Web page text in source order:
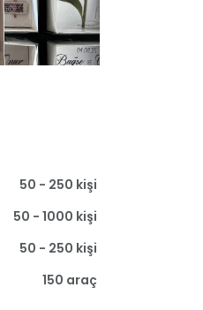
50 - 250 kişi
50 - 1000 kişi
50 - 250 kişi
150 araç